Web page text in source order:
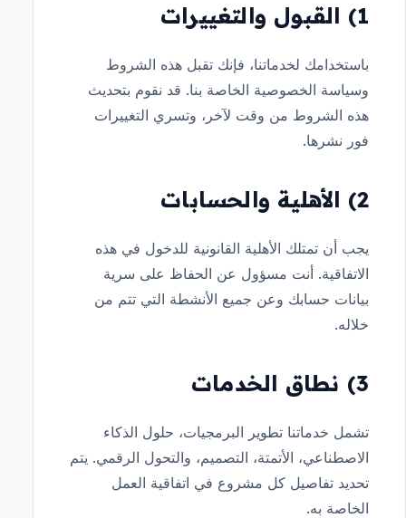
1) القبول والتغييرات
باستخدامك لخدماتنا، فإنك تقبل هذه الشروط
وسياسة الخصوصية الخاصة بنا. قد نقوم بتحديث
هذه الشروط من وقت لآخر، وتسري التغييرات
فور نشرها.
2) الأهلية والحسابات
يجب أن تمتلك الأهلية القانونية للدخول في هذه
الاتفاقية. أنت مسؤول عن الحفاظ على سرية
بيانات حسابك وعن جميع الأنشطة التي تتم من
خلاله.
3) نطاق الخدمات
تشمل خدماتنا تطوير البرمجيات، حلول الذكاء
الاصطناعي، الأتمتة، التصميم، والتحول الرقمي. يتم
تحديد تفاصيل كل مشروع في اتفاقية العمل
الخاصة به.